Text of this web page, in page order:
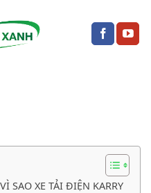
SAO XE TẢI ĐIỆN KARRY